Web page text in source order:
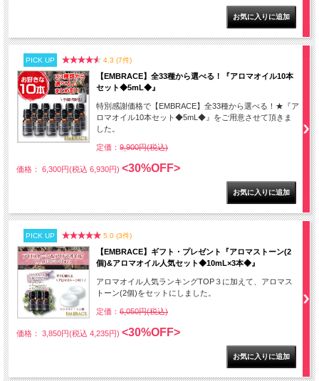
PICK UP 4.3 (7件)
【EMBRACE】全33種から選べる！『アロマオイル10本
セット◆5mL◆』
特別感謝価格で【EMBRACE】全33種から選べる！★『ア
ロマオイル10本セット◆5mL◆』をご用意させて頂きま
した。
定価： 9,900円(税込)
価格： 6,300円(税込 6,930円) <30%OFF>
PICK UP 5.0 (3件)
【EMBRACE】ギフト・プレゼント『アロマストーン(2
個)&アロマオイル人気セット◆10mL×3本◆』
アロマオイル人気ランキングTOP３に加えて、アロマス
トーン(2個)をセットにしました。
定価： 6,050円(税込)
価格： 3,850円(税込 4,235円) <30%OFF>